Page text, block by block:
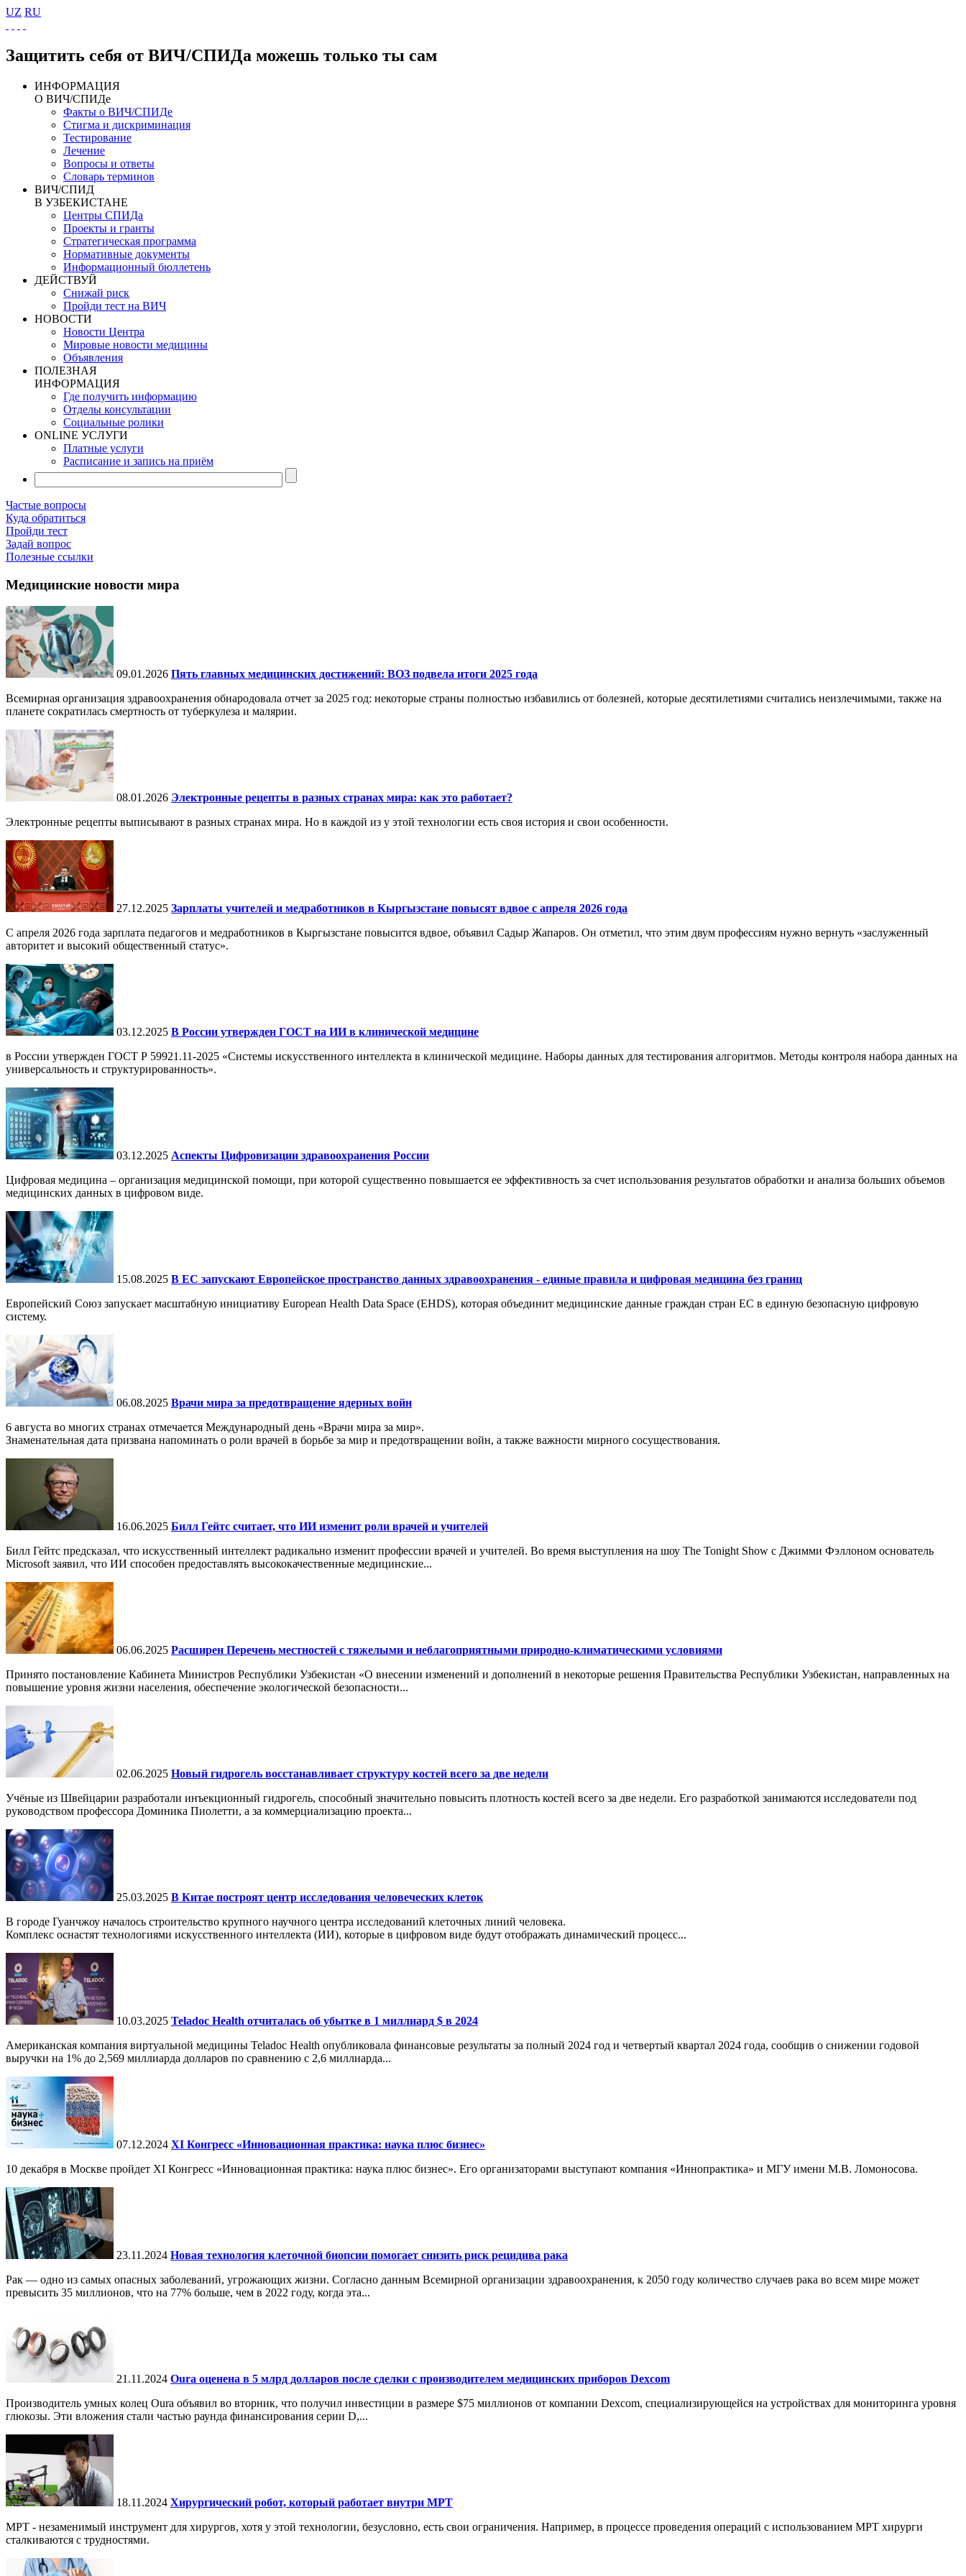
UZ RU
Защитить себя от ВИЧ/СПИДа можешь только ты сам
ИНФОРМАЦИЯ
О ВИЧ/СПИДе
Факты о ВИЧ/СПИДе
Стигма и дискриминация
Тестирование
Лечение
Вопросы и ответы
Словарь терминов
ВИЧ/СПИД
В УЗБЕКИСТАНЕ
Центры СПИДа
Проекты и гранты
Стратегическая программа
Нормативные документы
Информационный бюллетень
ДЕЙСТВУЙ
Снижай риск
Пройди тест на ВИЧ
НОВОСТИ
Новости Центра
Мировые новости медицины
Объявления
ПОЛЕЗНАЯ
ИНФОРМАЦИЯ
Где получить информацию
Отделы консультации
Социальные ролики
ONLINE УСЛУГИ
Платные услуги
Расписание и запись на приём
Частые вопросы
Куда обратиться
Пройди тест
Задай вопрос
Полезные ссылки
Медицинские новости мира
09.01.2026 Пять главных медицинских достижений: ВОЗ подвела итоги 2025 года
Всемирная организация здравоохранения обнародовала отчет за 2025 год: некоторые страны полностью избавились от болезней, которые десятилетиями считались неизлечимыми, также на
планете сократилась смертность от туберкулеза и малярии.
08.01.2026 Электронные рецепты в разных странах мира: как это работает?
Электронные рецепты выписывают в разных странах мира. Но в каждой из у этой технологии есть своя история и свои особенности.
27.12.2025 Зарплаты учителей и медработников в Кыргызстане повысят вдвое с апреля 2026 года
С апреля 2026 года зарплата педагогов и медработников в Кыргызстане повысится вдвое, объявил Садыр Жапаров. Он отметил, что этим двум профессиям нужно вернуть «заслуженный
авторитет и высокий общественный статус».
03.12.2025 В России утвержден ГОСТ на ИИ в клинической медицине
в России утвержден ГОСТ Р 59921.11-2025 «Системы искусственного интеллекта в клинической медицине. Наборы данных для тестирования алгоритмов. Методы контроля набора данных на
универсальность и структурированность».
03.12.2025 Аспекты Цифровизации здравоохранения России
Цифровая медицина – организация медицинской помощи, при которой существенно повышается ее эффективность за счет использования результатов обработки и анализа больших объемов
медицинских данных в цифровом виде.
15.08.2025 В ЕС запускают Европейское пространство данных здравоохранения - единые правила и цифровая медицина без границ
Европейский Союз запускает масштабную инициативу European Health Data Space (EHDS), которая объединит медицинские данные граждан стран ЕС в единую безопасную цифровую
систему.
06.08.2025 Врачи мира за предотвращение ядерных войн
6 августа во многих странах отмечается Международный день «Врачи мира за мир».
Знаменательная дата призвана напоминать о роли врачей в борьбе за мир и предотвращении войн, а также важности мирного сосуществования.
16.06.2025 Билл Гейтс считает, что ИИ изменит роли врачей и учителей
Билл Гейтс предсказал, что искусственный интеллект радикально изменит профессии врачей и учителей. Во время выступления на шоу The Tonight Show с Джимми Фэллоном основатель
Microsoft заявил, что ИИ способен предоставлять высококачественные медицинские...
06.06.2025 Расширен Перечень местностей с тяжелыми и неблагоприятными природно-климатическими условиями
Принято постановление Кабинета Министров Республики Узбекистан «О внесении изменений и дополнений в некоторые решения Правительства Республики Узбекистан, направленных на
повышение уровня жизни населения, обеспечение экологической безопасности...
02.06.2025 Новый гидрогель восстанавливает структуру костей всего за две недели
Учёные из Швейцарии разработали инъекционный гидрогель, способный значительно повысить плотность костей всего за две недели. Его разработкой занимаются исследователи под
руководством профессора Доминика Пиолетти, а за коммерциализацию проекта...
25.03.2025 В Китае построят центр исследования человеческих клеток
В городе Гуанчжоу началось строительство крупного научного центра исследований клеточных линий человека.
Комплекс оснастят технологиями искусственного интеллекта (ИИ), которые в цифровом виде будут отображать динамический процесс...
10.03.2025 Teladoc Health отчиталась об убытке в 1 миллиард $ в 2024
Американская компания виртуальной медицины Teladoc Health опубликовала финансовые результаты за полный 2024 год и четвертый квартал 2024 года, сообщив о снижении годовой
выручки на 1% до 2,569 миллиарда долларов по сравнению с 2,6 миллиарда...
07.12.2024 ХI Конгресс «Инновационная практика: наука плюс бизнес»
10 декабря в Москве пройдет XI Конгресс «Инновационная практика: наука плюс бизнес». Его организаторами выступают компания «Иннопрактика» и МГУ имени М.В. Ломоносова.
23.11.2024 Новая технология клеточной биопсии помогает снизить риск рецидива рака
Рак — одно из самых опасных заболеваний, угрожающих жизни. Согласно данным Всемирной организации здравоохранения, к 2050 году количество случаев рака во всем мире может
превысить 35 миллионов, что на 77% больше, чем в 2022 году, когда эта...
21.11.2024 Oura оценена в 5 млрд долларов после сделки с производителем медицинских приборов Dexcom
Производитель умных колец Oura объявил во вторник, что получил инвестиции в размере $75 миллионов от компании Dexcom, специализирующейся на устройствах для мониторинга уровня
глюкозы. Эти вложения стали частью раунда финансирования серии D,...
18.11.2024 Хирургический робот, который работает внутри МРТ
МРТ - незаменимый инструмент для хирургов, хотя у этой технологии, безусловно, есть свои ограничения. Например, в процессе проведения операций с использованием МРТ хирурги
сталкиваются с трудностями.